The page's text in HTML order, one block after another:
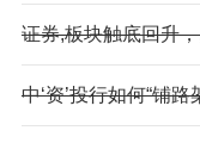
证券,板块触底回升
中‘资’投行如何“铺路